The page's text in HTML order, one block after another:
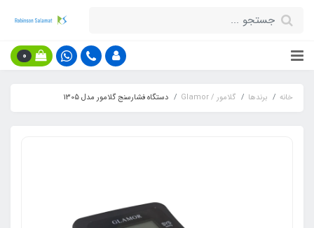
0
خانه برندها گلامور / Glamor دستگاه فشارسنج گلامور مدل 1305